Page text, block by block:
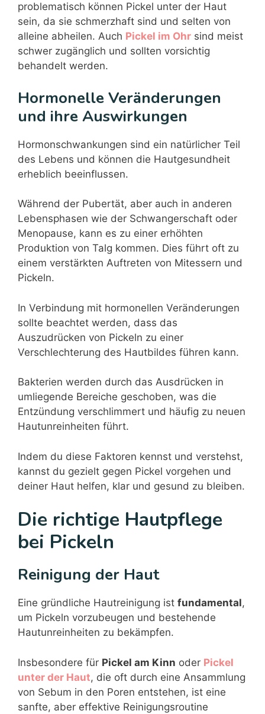
problematisch können Pickel unter der Haut
sein, da sie schmerzhaft sind und selten von
alleine abheilen. Auch Pickel im Ohr sind meist
schwer zugänglich und sollten vorsichtig
behandelt werden.
Hormonelle Veränderungen
und ihre Auswirkungen
Hormonschwankungen sind ein natürlicher Teil
des Lebens und können die Hautgesundheit
erheblich beeinflussen.
Während der Pubertät, aber auch in anderen
Lebensphasen wie der Schwangerschaft oder
Menopause, kann es zu einer erhöhten
Produktion von Talg kommen. Dies führt oft zu
einem verstärkten Auftreten von Mitessern und
Pickeln.
In Verbindung mit hormonellen Veränderungen
sollte beachtet werden, dass das
Auszudrücken von Pickeln zu einer
Verschlechterung des Hautbildes führen kann.
Bakterien werden durch das Ausdrücken in
umliegende Bereiche geschoben, was die
Entzündung verschlimmert und häufig zu neuen
Hautunreinheiten führt.
Indem du diese Faktoren kennst und verstehst,
kannst du gezielt gegen Pickel vorgehen und
deiner Haut helfen, klar und gesund zu bleiben.
Die richtige Hautpflege
bei Pickeln
Reinigung der Haut
Eine gründliche Hautreinigung ist fundamental,
um Pickeln vorzubeugen und bestehende
Hautunreinheiten zu bekämpfen.
Insbesondere für Pickel am Kinn oder Pickel
unter der Haut, die oft durch eine Ansammlung
von Sebum in den Poren entstehen, ist eine
sanfte, aber effektive Reinigungsroutine